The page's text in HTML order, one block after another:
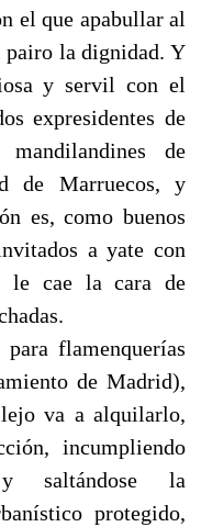
el que apabullar al
pairo la dignidad. Y
y servil con el
expresidentes de
de
de Marruecos, y
es, como buenos
a yate con
le cae la cara de
flamenquerías
de Madrid),
va a alquilarlo,
incumpliendo
y saltándose la
protegido,